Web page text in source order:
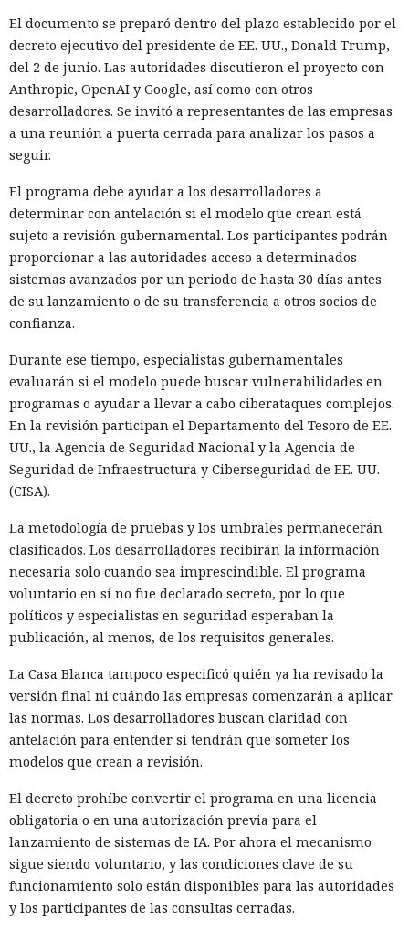
El documento se preparó dentro del plazo establecido por el
decreto ejecutivo del presidente de EE. UU., Donald Trump,
del 2 de junio. Las autoridades discutieron el proyecto con
Anthropic, OpenAI y Google, así como con otros
desarrolladores. Se invitó a representantes de las empresas
a una reunión a puerta cerrada para analizar los pasos a
seguir.
El programa debe ayudar a los desarrolladores a
determinar con antelación si el modelo que crean está
sujeto a revisión gubernamental. Los participantes podrán
proporcionar a las autoridades acceso a determinados
sistemas avanzados por un periodo de hasta 30 días antes
de su lanzamiento o de su transferencia a otros socios de
confianza.
Durante ese tiempo, especialistas gubernamentales
evaluarán si el modelo puede buscar vulnerabilidades en
programas o ayudar a llevar a cabo ciberataques complejos.
En la revisión participan el Departamento del Tesoro de EE.
UU., la Agencia de Seguridad Nacional y la Agencia de
Seguridad de Infraestructura y Ciberseguridad de EE. UU.
(CISA).
La metodología de pruebas y los umbrales permanecerán
clasificados. Los desarrolladores recibirán la información
necesaria solo cuando sea imprescindible. El programa
voluntario en sí no fue declarado secreto, por lo que
políticos y especialistas en seguridad esperaban la
publicación, al menos, de los requisitos generales.
La Casa Blanca tampoco especificó quién ya ha revisado la
versión final ni cuándo las empresas comenzarán a aplicar
las normas. Los desarrolladores buscan claridad con
antelación para entender si tendrán que someter los
modelos que crean a revisión.
El decreto prohíbe convertir el programa en una licencia
obligatoria o en una autorización previa para el
lanzamiento de sistemas de IA. Por ahora el mecanismo
sigue siendo voluntario, y las condiciones clave de su
funcionamiento solo están disponibles para las autoridades
y los participantes de las consultas cerradas.